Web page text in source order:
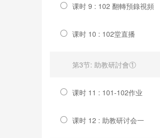
课时 9 : 102 翻轉預錄視頻
课时 10 : 102堂直播
第3节: 助教研討會①
课时 11 : 101-102作业
课时 12 : 助教研讨会一